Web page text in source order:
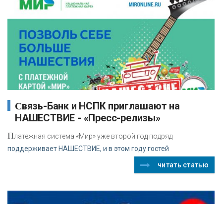
Связь-Банк и НСПК приглашают на
НАШЕСТВИЕ - «Пресс-релизы»
Платежная система «Мир» уже второй год подряд
поддерживает НАШЕСТВИЕ, и в этом году гостей
читать статью